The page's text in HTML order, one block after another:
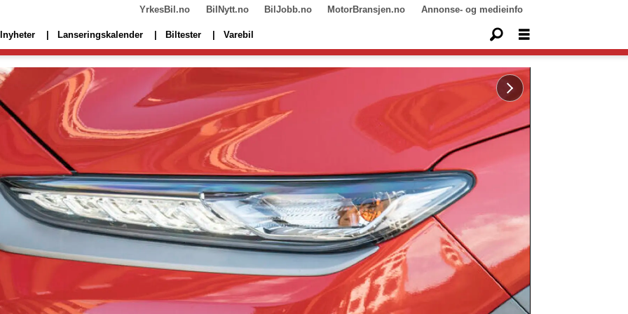
YrkesBil.no BilNytt.no BilJobb.no MotorBransjen.no Annonse- og medieinfo
Lanseringskalender Biltester Varebil